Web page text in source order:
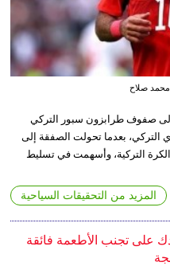
محمد صلاح
صفوف طرابزون سبور التركي
التركي، بعدما تحولت الصفقة إلى
التركية، وأسهمت في تسليط
المزيد من التحقيقات السياحية
على تجنب الأطعمة فائقة